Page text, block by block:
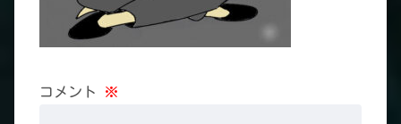
コメント ※